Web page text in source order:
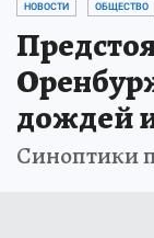
НОВОСТИ ОБЩЕСТВО
дождей
Синоптики